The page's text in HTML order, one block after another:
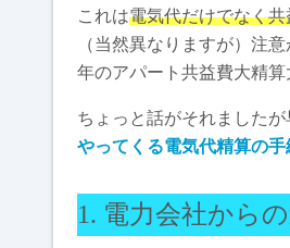
これは電気代だけでなく
（当然異なりますが）注
年のアパート共益費大精算
ちょっと話がそれました
やってくる電気代精算の手
1. 電力会社から